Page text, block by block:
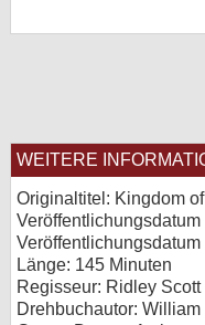
WEITERE
Originaltitel: Kingdom
Veröffentlichungsdatum
Länge: 145 Minuten
Regisseur: Ridley Scott
Drehbuchautor: William